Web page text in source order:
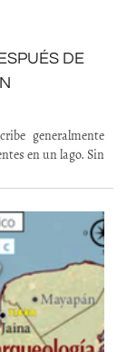
DE
generalmente
en un lago. Sin